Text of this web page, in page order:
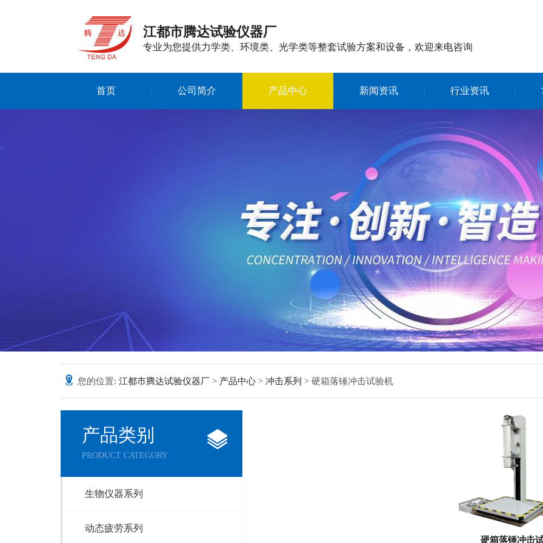
江都市腾达试验仪器厂
专业为您提供力学类、环境类、光学类等整套试验方案和设备，欢迎来电咨询
首页 公司简介 产品中心 新闻资讯 行业资讯
您的位置: 江都市腾达试验仪器厂 > 产品中心 > 冲击系列 > 硬箱落锤冲击试验机
产品类别
PRODUCT CATEGORY
生物仪器系列
动态疲劳系列
硬箱落锤冲击